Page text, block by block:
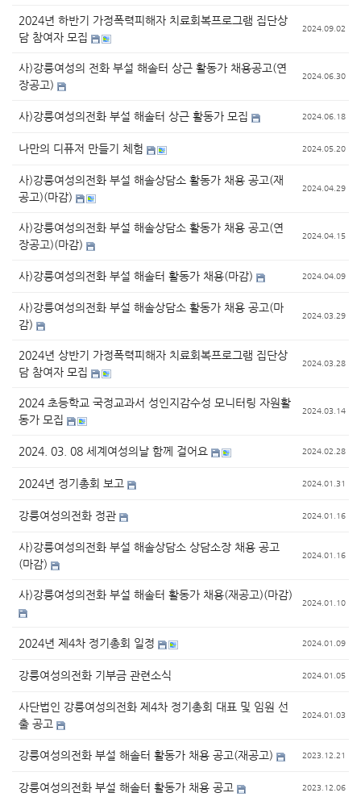
2024년 하반기 가정폭력피해자 치료회복프로그램 집단상
담 참여자 모집
2024.09.02
사)강릉여성의 전화 부설 해솔터 상근 활동가 채용공고(연
장공고)
2024.06.30
사)강릉여성의전화 부설 해솔터 상근 활동가 모집 2024.06.18
나만의 디퓨저 만들기 체험 2024.05.20
사)강릉여성의전화 부설 해솔상담소 활동가 채용 공고(재
공고)(마감)
2024.04.29
사)강릉여성의전화 부설 해솔상담소 활동가 채용 공고(연
장공고)(마감)
2024.04.15
사)강릉여성의전화 부설 해솔터 활동가 채용(마감) 2024.04.09
사)강릉여성의전화 부설 해솔상담소 활동가 채용 공고(마
감)
2024.03.29
2024년 상반기 가정폭력피해자 치료회복프로그램 집단상
담 참여자 모집
2024.03.28
2024 초등학교 국정교과서 성인지감수성 모니터링 자원활
동가 모집
2024.03.14
2024. 03. 08 세계여성의날 함께 걸어요 2024.02.28
2024년 정기총회 보고 2024.01.31
강릉여성의전화 정관 2024.01.16
사)강릉여성의전화 부설 해솔상담소 상담소장 채용 공고
(마감)
2024.01.16
사)강릉여성의전화 부설 해솔터 활동가 채용(재공고)(마감)
2024.01.10
2024년 제4차 정기총회 일정 2024.01.09
강릉여성의전화 기부금 관련소식 2024.01.05
사단법인 강릉여성의전화 제4차 정기총회 대표 및 임원 선
출 공고
2024.01.03
강릉여성의전화 부설 해솔터 활동가 채용 공고(재공고) 2023.12.21
강릉여성의전화 부설 해솔터 활동가 채용 공고 2023.12.06